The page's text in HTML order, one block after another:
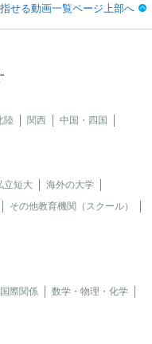
せる動画一覧ページ上部へ
陸 関西
中国・四国
立短大
海外の大学
その他教育機関（スクール）
際関係
数学・物理・化学